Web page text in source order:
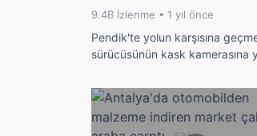
9.4B İzlenme • 1 yıl önce
Pendik'te yolun karşısına
sürücüsünün kask kamerasına